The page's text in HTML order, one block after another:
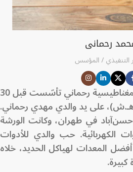
رحمانی
التنفيذي / المؤسس
ورشة تصليح المثاقب المغناطيسية رحماني تأسّست قبل 30
سنة 1994 (1373 هـ.ش)، على يد والدي مهدي رحماني.
حسن‌آباد في طهران، وكانت الورشة
الكهربائية. حب والدي للأدوات
أفضل المعدات لهياكل الحديد، خلاه